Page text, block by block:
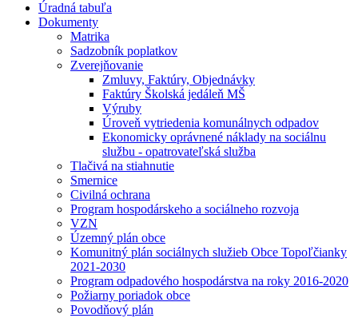
Úradná tabuľa
Dokumenty
Matrika
Sadzobník poplatkov
Zverejňovanie
Zmluvy, Faktúry, Objednávky
Faktúry Školská jedáleň MŠ
Výruby
Úroveň vytriedenia komunálnych odpadov
Ekonomicky oprávnené náklady na sociálnu
službu - opatrovateľská služba
Tlačivá na stiahnutie
Smernice
Civilná ochrana
Program hospodárskeho a sociálneho rozvoja
VZN
Územný plán obce
Komunitný plán sociálnych služieb Obce Topoľčianky
2021-2030
Program odpadového hospodárstva na roky 2016-2020
Požiarny poriadok obce
Povodňový plán